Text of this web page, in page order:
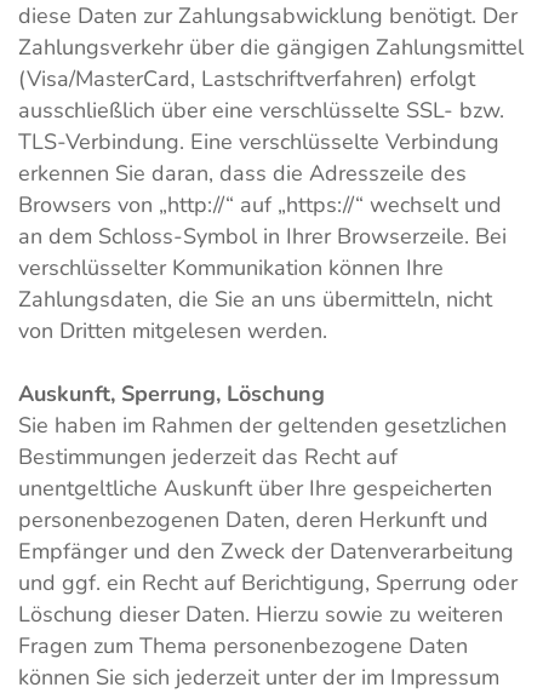
diese Daten zur Zahlungsabwicklung benötigt. Der
Zahlungsverkehr über die gängigen Zahlungsmittel
(Visa/MasterCard, Lastschriftverfahren) erfolgt
ausschließlich über eine verschlüsselte SSL- bzw.
TLS-Verbindung. Eine verschlüsselte Verbindung
erkennen Sie daran, dass die Adresszeile des
Browsers von „http://“ auf „https://“ wechselt und
an dem Schloss-Symbol in Ihrer Browserzeile. Bei
verschlüsselter Kommunikation können Ihre
Zahlungsdaten, die Sie an uns übermitteln, nicht
von Dritten mitgelesen werden.
Auskunft, Sperrung, Löschung
Sie haben im Rahmen der geltenden gesetzlichen
Bestimmungen jederzeit das Recht auf
unentgeltliche Auskunft über Ihre gespeicherten
personenbezogenen Daten, deren Herkunft und
Empfänger und den Zweck der Datenverarbeitung
und ggf. ein Recht auf Berichtigung, Sperrung oder
Löschung dieser Daten. Hierzu sowie zu weiteren
Fragen zum Thema personenbezogene Daten
können Sie sich jederzeit unter der im Impressum